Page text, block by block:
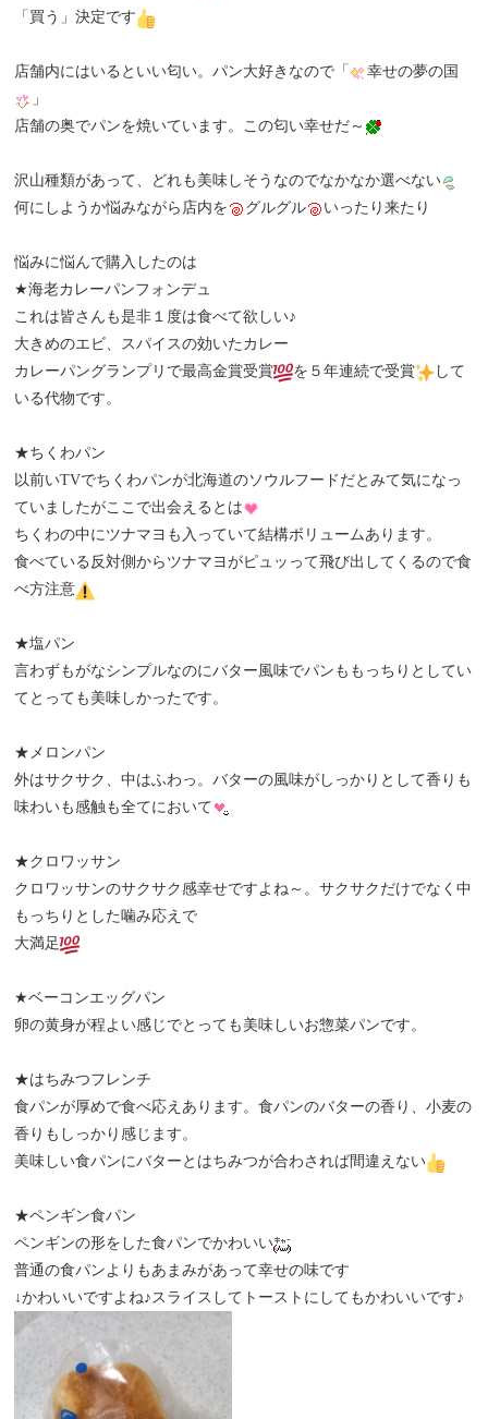
「買う」決定です
店舗内にはいるといい匂い。パン大好きなので「
幸せの夢の国
」
店舗の奥でパンを焼いています。この匂い幸せだ～
沢山種類があって、どれも美味しそうなのでなかなか選べない
何にしようか悩みながら店内を
グルグル いったり来たり
悩みに悩んで購入したのは
★海老カレーパンフォンデュ
これは皆さんも是非１度は食べて欲しい♪
大きめのエビ、スパイスの効いたカレー
カレーパングランプリで最高金賞受賞
を５年連続で受賞
して
いる代物です。
★ちくわパン
以前いTVでちくわパンが北海道のソウルフードだとみて気になっ
ていましたがここで出会えるとは
ちくわの中にツナマヨも入っていて結構ボリュームあります。
食べている反対側からツナマヨがピュッって飛び出してくるので食
べ方注意
★塩パン
言わずもがなシンプルなのにバター風味でパンももっちりとしてい
てとっても美味しかったです。
★メロンパン
外はサクサク、中はふわっ。バターの風味がしっかりとして香りも
味わいも感触も全てにおいて
★クロワッサン
クロワッサンのサクサク感幸せですよね～。サクサクだけでなく中
もっちりとした噛み応えで
大満足
★ベーコンエッグパン
卵の黄身が程よい感じでとっても美味しいお惣菜パンです。
★はちみつフレンチ
食パンが厚めで食べ応えあります。食パンのバターの香り、小麦の
香りもしっかり感じます。
美味しい食パンにバターとはちみつが合わされば間違えない
★ペンギン食パン
ペンギンの形をした食パンでかわいい
普通の食パンよりもあまみがあって幸せの味です
↓かわいいですよね♪スライスしてトーストにしてもかわいいです♪